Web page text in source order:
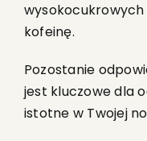
kofeinę.
Pozostanie
jest kluczowe dla
istotne w Twojej